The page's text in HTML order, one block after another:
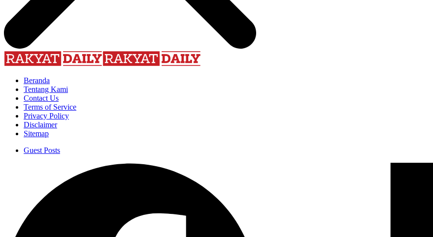
Beranda
Tentang Kami
Contact Us
Terms of Service
Privacy Policy
Disclaimer
Sitemap
Guest Posts